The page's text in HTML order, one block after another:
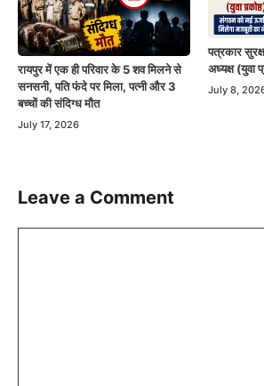
रायपुर में एक ही परिवार के 5 शव मिलने से
सनसनी, पति फंदे पर मिला, पत्नी और 3
बच्चों की संदिग्ध मौत
July 17, 2026
पत्रकार
अध्यक्ष (युवा
July 8,
Leave a Comment